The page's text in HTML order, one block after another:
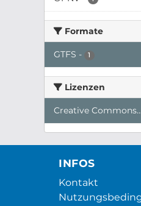
Formate
GTFS - 1
Lizenzen
Creative Commons...
INFOS
Kontakt